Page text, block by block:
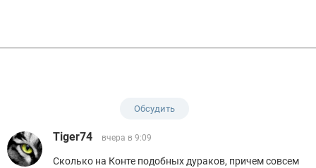
Обсудить
Tiger74 вчера в 9:09
Сколько на Конте подобных дураков, причем совсем